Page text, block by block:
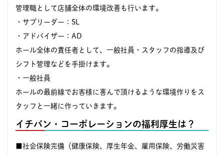
管理職として店舗全体の環境改善も行います。
・サブリーダー：SL
・アドバイザー：AD
ホール全体の責任者として、一般社員・スタッフの指導及び
シフト管理などを手掛けます。
・一般社員
ホールの最前線でお客様に喜んで頂けるような環境作りをス
タッフと一緒に作っていきます。
イチバン・コーポレーションの福利厚生は？
■社会保険完備（健康保険、厚生年金、雇用保険、労働災害